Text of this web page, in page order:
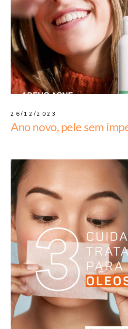
26/12/2023
Ano novo, pele sem